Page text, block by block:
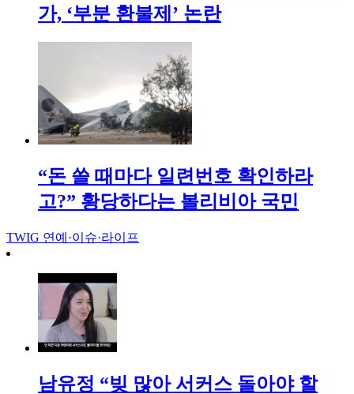
가, ‘부분 환불제’ 논란
“돈 쓸 때마다 일련번호 확인하라
고?” 황당하다는 볼리비아 국민
TWIG 연예·이슈·라이프
남유정 “빚 많아 서커스 돌아야 할